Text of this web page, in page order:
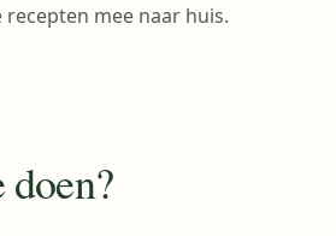
mee naar huis.
doen?